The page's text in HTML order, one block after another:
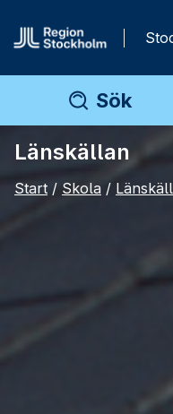
Sök
Länskällan
Start / Skola /